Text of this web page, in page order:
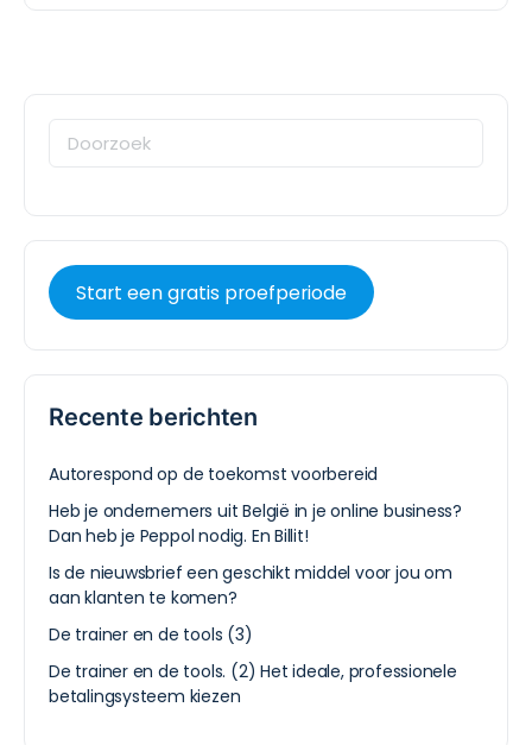
Start een gratis proefperiode
Recente berichten
Autorespond op de toekomst voorbereid
Heb je ondernemers uit België in je online business?
Dan heb je Peppol nodig. En Billit!
Is de nieuwsbrief een geschikt middel voor jou om
aan klanten te komen?
De trainer en de tools (3)
De trainer en de tools. (2) Het ideale, professionele
betalingsysteem kiezen